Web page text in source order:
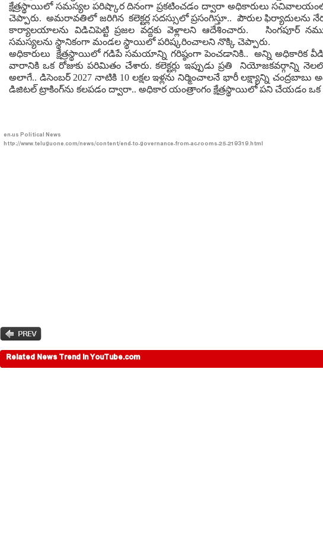
క్షేత్రస్థాయిలో సమస్యల పరిష్కార దినంగా ప్రకటించడం ద్వారా అధికారులు
చెప్పారు. అమరావతిలో జరిగిన కలెక్టర్ల సదస్సులో ప్రసంగిస్తూ.. పౌరుల ఫిర్యాదులను
కార్యాలయాలను విడిచిపెట్టి ప్రజల వద్దకు వెళ్లాలని ఆదేశించారు. సింగపూర్
సమస్యలను స్థానికంగా మండల స్థాయిలో పరిష్కరించాలని నొక్కి చెప్పారు.
అధికారులు క్షేత్రస్థాయిలో గడిపే సమయాన్ని గరిష్ఠంగా పెంచడానికి.. అన్ని అధికారిక
వారానికి ఒక రోజుకు పరిమితం చేశారు. కలెక్టర్లు ఇప్పుడు ప్రతి నియోజకవర్గాన్ని
అలాగే.. డిసెంబర్ 2027 నాటికి 10 లక్షల ఇళ్లను నిర్మించాలనే భారీ లక్ష్యాన్ని చంద్రబాబు
డిజిటల్ ట్రాకింగ్‌ను కలపడం ద్వారా.. అధికార యంత్రాంగం క్షేత్రస్థాయిలో పని చేయడం
en-usPolitical News
http://www.teluguone.com/news/content/end-to-governance-from-ac-rooms-25-219319.html